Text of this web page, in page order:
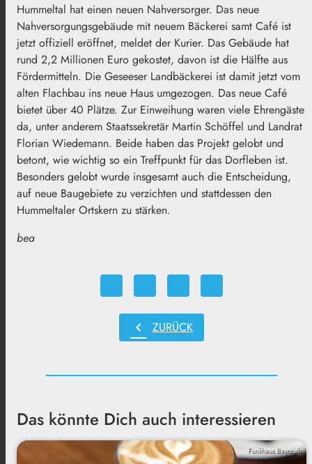
Hummeltal hat einen neuen Nahversorger. Das neue
Nahversorgungsgebäude mit neuem Bäckerei samt Café ist
jetzt offiziell eröffnet, meldet der Kurier. Das Gebäude hat
rund 2,2 Millionen Euro gekostet, davon ist die Hälfte aus
Fördermitteln. Die Geseeser Landbäckerei ist damit jetzt vom
alten Flachbau ins neue Haus umgezogen. Das neue Café
bietet über 40 Plätze. Zur Einweihung waren viele Ehrengäste
da, unter anderem Staatssekretär Martin Schöffel und Landrat
Florian Wiedemann. Beide haben das Projekt gelobt und
betont, wie wichtig so ein Treffpunkt für das Dorfleben ist.
Besonders gelobt wurde insgesamt auch die Entscheidung,
auf neue Baugebiete zu verzichten und stattdessen den
Hummeltaler Ortskern zu stärken.
bea
chevron_left ZURÜCK
Das könnte Dich auch interessieren
Funkhaus Bayreuth